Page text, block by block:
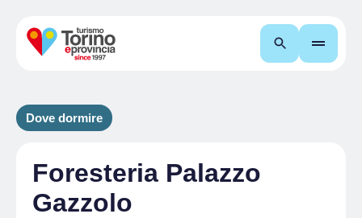
Cerca
Dove dormire
Foresteria Palazzo
Gazzolo